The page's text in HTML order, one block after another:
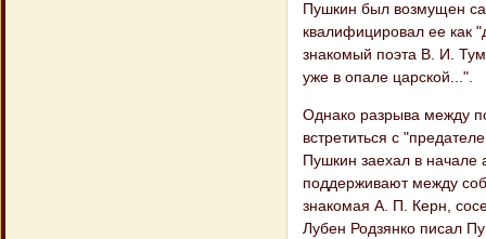
Пушкин был возмущен
квалифицировал ее как
знакомый поэта В. И.
уже в опале царской...".
Однако разрыва между
встретиться с
Пушкин заехал в начале
поддерживают между
знакомая А. П. Керн,
Лубен Родзянко писал